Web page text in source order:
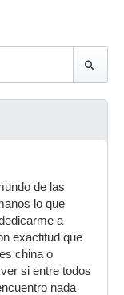
de las
lo que
a
exactitud que
china o
si entre todos
nada